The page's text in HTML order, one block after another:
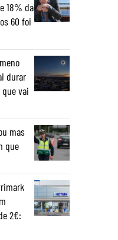
18% da
60 foi
durar
vai
mas
que
2€: